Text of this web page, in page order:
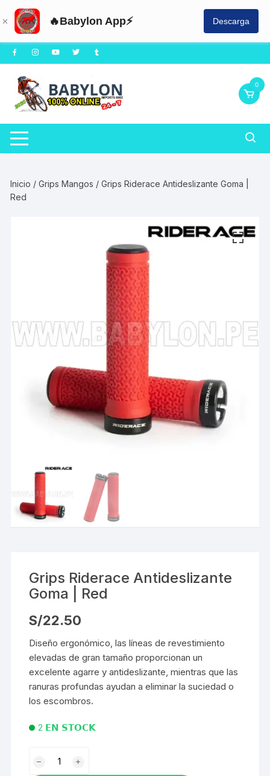
🔥Babylon App⚡ Descarga
Saltar
al
contenido
0
Inicio /Grips Mangos / Grips Riderace Antideslizante Goma |
Red
Grips Riderace Antideslizante
Goma | Red
S/22.50
Diseño ergonómico, las líneas de revestimiento
elevadas de gran tamaño proporcionan un
excelente agarre y antideslizante, mientras que las
ranuras profundas ayudan a eliminar la suciedad o
los escombros.
2 𝗘𝗡 𝗦𝗧𝗢𝗖𝗞
Riderace